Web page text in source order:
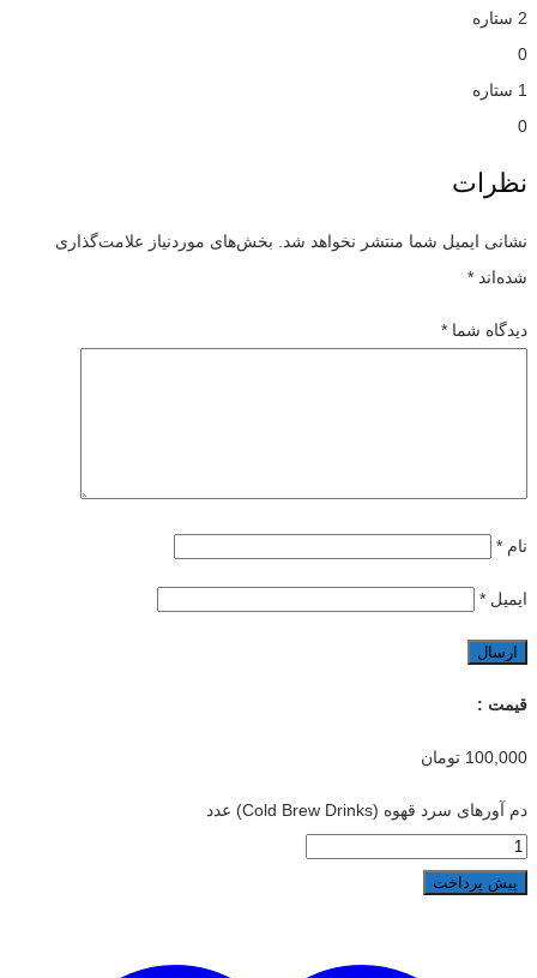
2 ستاره
0
1 ستاره
0
نظرات
نشانی ایمیل شما منتشر نخواهد شد.
بخش‌های موردنیاز علامت‌گذاری
شده‌اند *
دیدگاه شما *
نام *
ایمیل *
قیمت :
100,000 تومان
دم آورهای سرد قهوه (Cold Brew Drinks) عدد
پیش پرداخت